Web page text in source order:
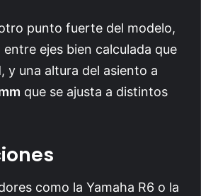
punto fuerte del modelo,
ejes bien calculada que
y una altura del asiento a
que se ajusta a distintos
como la Yamaha R6 o la